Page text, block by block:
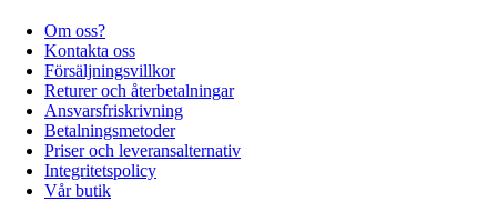
Om oss?
Kontakta oss
Försäljningsvillkor
Returer och återbetalningar
Ansvarsfriskrivning
Betalningsmetoder
Priser och leveransalternativ
Integritetspolicy
Vår butik